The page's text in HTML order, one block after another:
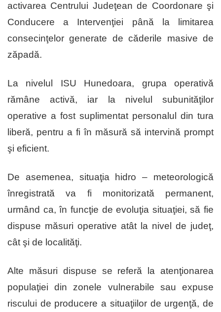
activarea Centrului Judeţean de Coordonare şi
Conducere a Intervenţiei până la limitarea
consecinţelor generate de căderile masive de
zăpadă.
La nivelul ISU Hunedoara, grupa operativă
rămâne activă, iar la nivelul subunităţilor
operative a fost suplimentat personalul din tura
liberă, pentru a fi în măsură să intervină prompt
şi eficient.
De asemenea, situaţia hidro – meteorologică
înregistrată va fi monitorizată permanent,
urmând ca, în funcţie de evoluţia situaţiei, să fie
dispuse măsuri operative atât la nivel de judeţ,
cât şi de localităţi.
Alte măsuri dispuse se referă la atenţionarea
populaţiei din zonele vulnerabile sau expuse
riscului de producere a situaţiilor de urgenţă, de